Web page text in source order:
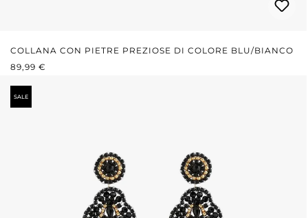
COLLANA CON PIETRE PREZIOSE DI COLORE BLU/BIANCO
PREZZO NORMALE:
89,99 €
SALE